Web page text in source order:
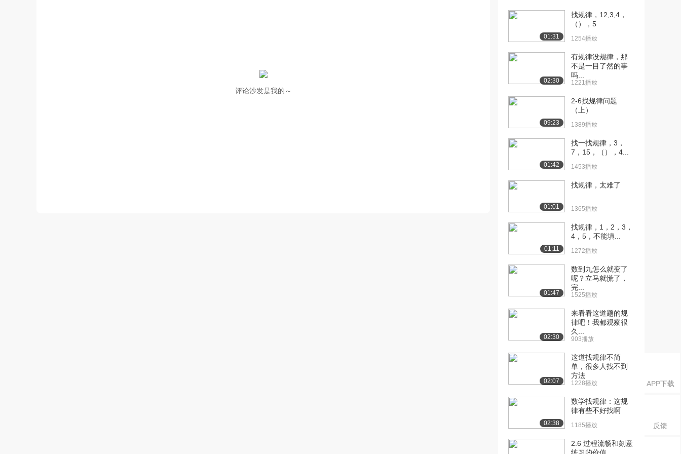
APP下载
反馈
评论沙发是我的～
[12] [下册]3.3 加法的运算
2686播放
06:56
[13] [下册]4.2 小数的读法 09:33
1921播放
[15] [下册]4.5 小数的大小
比较
1773播放
[16] [下册]4.7 解决问题
2006播放
[17] [下册]4.9 小数的近似
[18] [下册]5.1 三角形的认
07:44
[19] [下册]6.1 小数加减法
08:52
[20] [下册]7.1 轴对称 10:00
[21] [下册]7.2 平移
[22] [下册]8.1 平均数 09:18
[23] [下册]9.1 数学广角
09:32
01:31
找规律，12,3,4，
（），5
1254播放
02:30
有规律没规律，那
不是一目了然的事
吗...
1221播放
09:23
2-6找规律问题
（上）
1389播放
01:42
找一找规律，3，
7，15，（），4...
1453播放
01:01
找规律，太难了
1365播放
01:11
找规律，1，2，3，
4，5，不能填...
1272播放
01:47
数到九怎么就变了
呢？立马就慌了，
完...
1525播放
02:30
来看看这道题的规
律吧！我都观察很
久...
903播放
02:07
这道找规律不简
单，很多人找不到
方法
1228播放
02:38
数学找规律：这规
律有些不好找啊
1185播放
2.6 过程流畅和刻意